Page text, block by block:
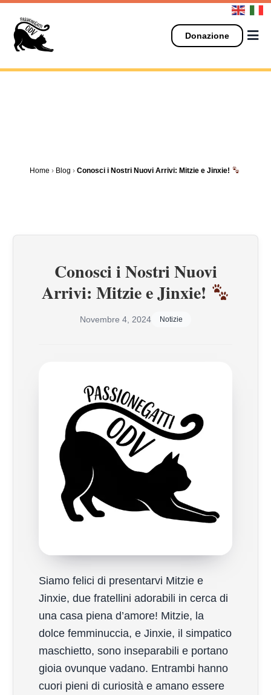
Salta
contenuto
Donazione
Home › Blog › Conosci i Nostri Nuovi Arrivi: Mitzie e Jinxie!
Conosci i Nostri Nuovi
Arrivi: Mitzie e Jinxie!
Novembre 4, 2024 Notizie
Siamo felici di presentarvi Mitzie e
Jinxie, due fratellini adorabili in cerca di
una casa piena d’amore! Mitzie, la
dolce femminuccia, e Jinxie, il simpatico
maschietto, sono inseparabili e portano
gioia ovunque vadano. Entrambi hanno
cuori pieni di curiosità e amano essere